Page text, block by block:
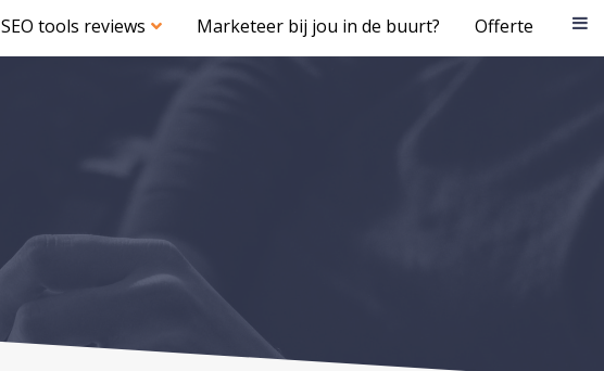
SEO tools reviews Marketeer bij jou in de buurt? Offerte